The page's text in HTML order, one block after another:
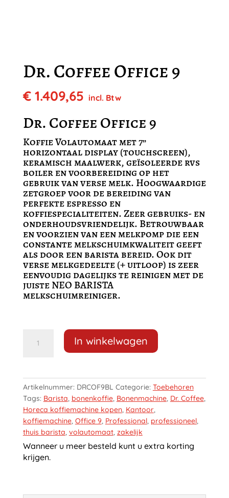
Dr. Coffee Office 9
€1.409,65 incl. Btw
Dr. Coffee Office 9
Koffie Volautomaat met 7”
horizontaal display (touchscreen),
keramisch maalwerk, geïsoleerde rvs
boiler en voorbereiding op het
gebruik van verse melk. Hoogwaardige
zetgroep voor de bereiding van
perfekte espresso en
koffiespecialiteiten. Zeer gebruiks- en
onderhoudsvriendelijk. Betrouwbaar
en voorzien van een melkpomp die een
constante melkschuimkwaliteit geeft
als door een barista bereid. Ook dit
verse melkgedeelte (+ uitloop) is zeer
eenvoudig dagelijks te reinigen met de
juiste NEO BARISTA
melkschuimreiniger.
Coffee
aantal
In winkelwagen
Artikelnummer: DRCOF9BL Categorie: Toebehoren
Tags: Barista, bonenkoffie, Bonenmachine, Dr. Coffee,
Horeca koffiemachine kopen, Kantoor,
koffiemachine, Office 9, Professional, professioneel,
thuis barista, volautomaat, zakelijk
Wanneer u meer besteld kunt u extra korting
krijgen.